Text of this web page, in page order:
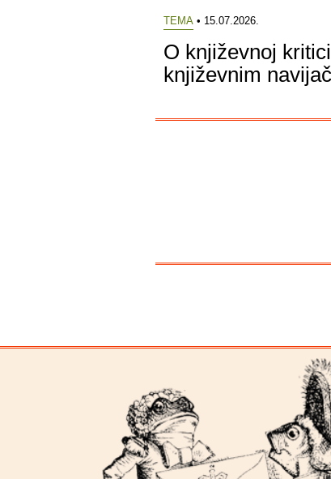
TEMA• 15.07.2026.
O književnoj
književnim